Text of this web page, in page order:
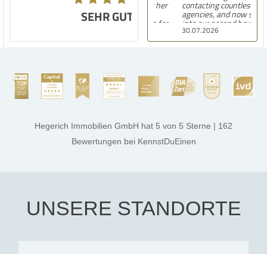
SEHR GUT
30.07.2026
contacting countless
agencies, and now settling
into our second house, I
know firsthand how
challenging and
overwhelming the German
stands out far above the
rest. They made the entire
process smooth,
thanks, and a huge part of
the credit goes to Amelie
Jamrowâ€”she was
exceptionally professional,
Hegerich Immobilien to
anyone looking for a home.
Hegerich Immobilien GmbH hat 5 von 5 Sterne | 162
Bewertungen bei KennstDuEinen
UNSERE STANDORTE